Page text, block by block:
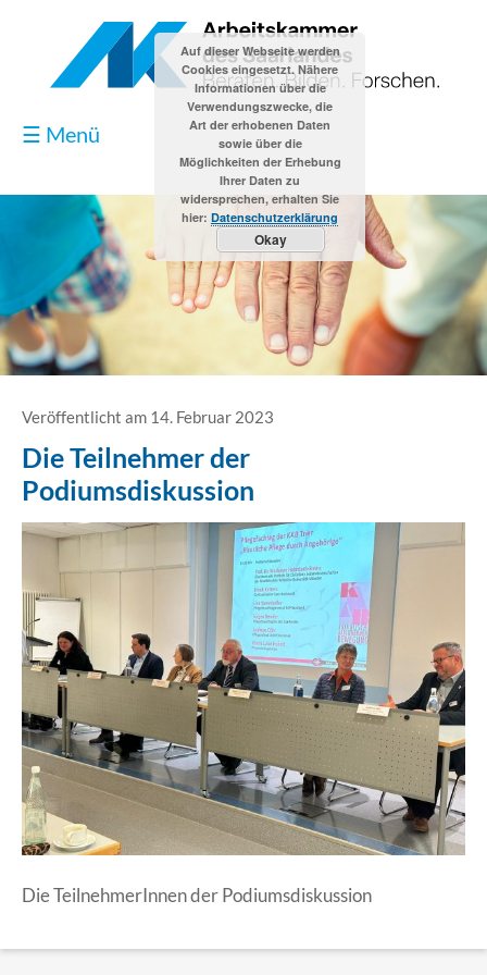
☰ Menü
Blog
Kontakt
Datenschutzerklärung
Veröffentlicht am 14. Februar 2023
Die Teilnehmer der
Podiumsdiskussion
Die TeilnehmerInnen der Podiumsdiskussion
Auf dieser Webseite werden
Cookies eingesetzt. Nähere
Informationen über die
Verwendungszwecke, die
Art der erhobenen Daten
sowie über die
Möglichkeiten der Erhebung
Ihrer Daten zu
widersprechen, erhalten Sie
hier: Datenschutzerklärung
Okay